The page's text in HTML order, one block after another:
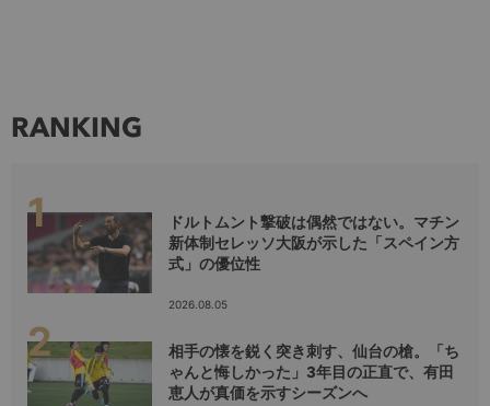
RANKING
ドルトムント撃破は偶然ではない。マチン
新体制セレッソ大阪が示した「スペイン方
式」の優位性
2026.08.05
相手の懐を鋭く突き刺す、仙台の槍。「ち
ゃんと悔しかった」3年目の正直で、有田
恵人が真価を示すシーズンへ